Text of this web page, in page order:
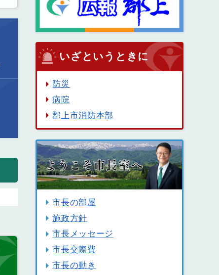
いざというときに
防災
病院
郡上市消防本部
市長の部屋
施政方針
市長メッセージ
市長交際費
市長の動き